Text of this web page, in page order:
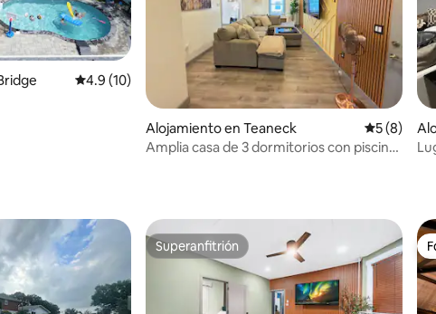
reseñas
Calificación promedio: 4.9 de 5, 10 reseñas
4.9 (10)
Alojamiento en Teaneck
5 (8)
Amplia casa de 3 dormitorios con piscina,
e
Superanfitrión
Superanfitrión